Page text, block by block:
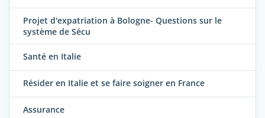
Projet d'expatriation à Bologne- Questions sur le
système de Sécu
Santé en Italie
Résider en Italie et se faire soigner en France
Assurance